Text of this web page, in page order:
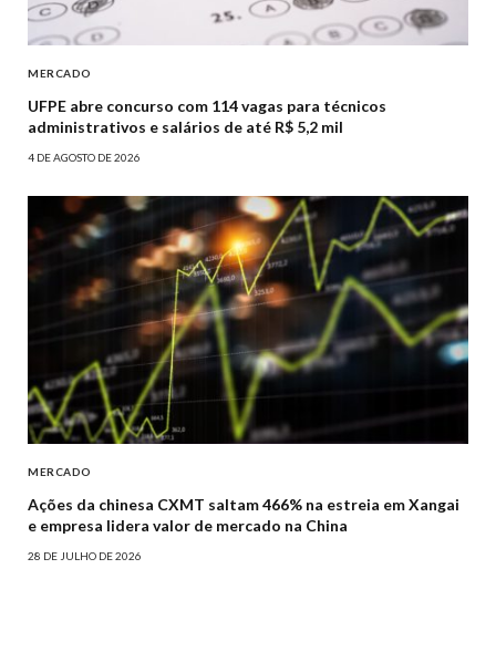
MERCADO
UFPE abre concurso com 114 vagas para técnicos
administrativos e salários de até R$ 5,2 mil
4 DE AGOSTO DE 2026
MERCADO
Ações da chinesa CXMT saltam 466% na estreia em Xangai
e empresa lidera valor de mercado na China
28 DE JULHO DE 2026